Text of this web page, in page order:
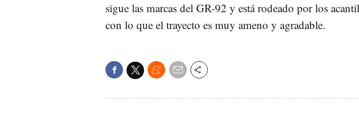
sigue las marcas del GR-92 y está rodeado por los
con lo que el trayecto es muy ameno y agradable.